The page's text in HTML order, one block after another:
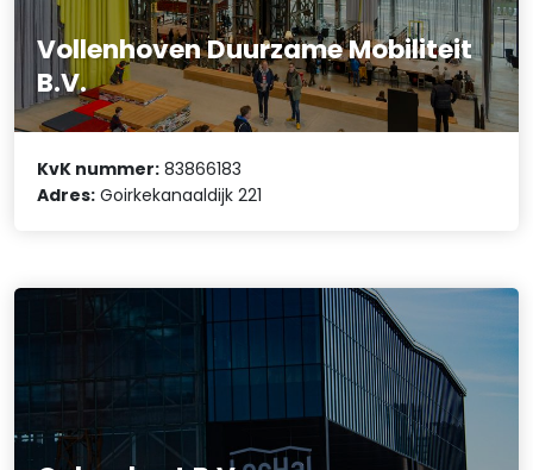
Vollenhoven Duurzame Mobiliteit
B.V.
KvK nummer: 83866183
Adres: Goirkekanaaldijk 221